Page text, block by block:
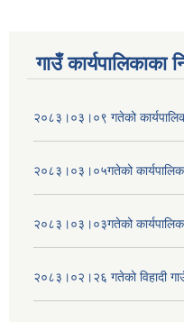
गाउँ कार्यपालिकाका
२०८३।०३।०९ गतेको
२०८३।०३।०५गतेको
२०८३।०३।०३गतेको
२०८३।०२।२६ गतेको विहादी गाउँ